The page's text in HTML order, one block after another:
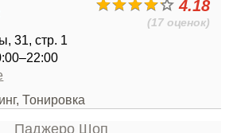
4.18
(17 оценок)
31, стр. 1
Тонировка